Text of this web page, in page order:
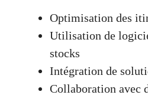
Optimisation des
Utilisation de
stocks
Intégration de
Collaboration avec